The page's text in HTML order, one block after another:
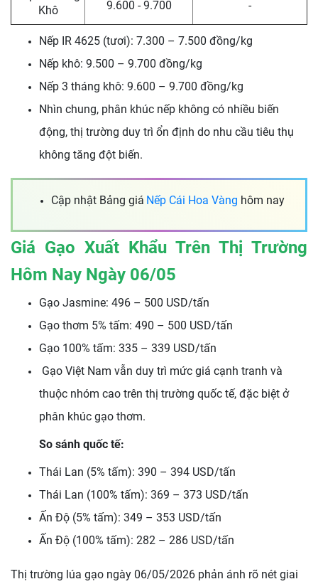
Khô
9.600 - 9.700 -
Nếp IR 4625 (tươi): 7.300 – 7.500 đồng/kg
Nếp khô: 9.500 – 9.700 đồng/kg
Nếp 3 tháng khô: 9.600 – 9.700 đồng/kg
Nhìn chung, phân khúc nếp không có nhiều biến
động, thị trường duy trì ổn định do nhu cầu tiêu thụ
không tăng đột biến.
Cập nhật Bảng giá Nếp Cái Hoa Vàng hôm nay
Giá Gạo Xuất Khẩu Trên Thị Trường
Hôm Nay Ngày 06/05
Gạo Jasmine: 496 – 500 USD/tấn
Gạo thơm 5% tấm: 490 – 500 USD/tấn
Gạo 100% tấm: 335 – 339 USD/tấn
Gạo Việt Nam vẫn duy trì mức giá cạnh tranh và
thuộc nhóm cao trên thị trường quốc tế, đặc biệt ở
phân khúc gạo thơm.
So sánh quốc tế:
Thái Lan (5% tấm): 390 – 394 USD/tấn
Thái Lan (100% tấm): 369 – 373 USD/tấn
Ấn Độ (5% tấm): 349 – 353 USD/tấn
Ấn Độ (100% tấm): 282 – 286 USD/tấn
Thị trường lúa gạo ngày 06/05/2026 phản ánh rõ nét giai